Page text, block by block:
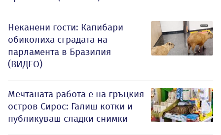
Неканени гости: Капибари
обиколиха сградата на
парламента в Бразилия
(ВИДЕО)
Мечтаната работа е на гръцкия
остров Сирос: Галиш котки и
публикуваш сладки снимки